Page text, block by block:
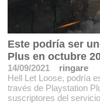
Este podría ser
Plus en octubre
14/09/2021
ringare
Hell Let Loose, podría
través de Playstation
suscriptores del